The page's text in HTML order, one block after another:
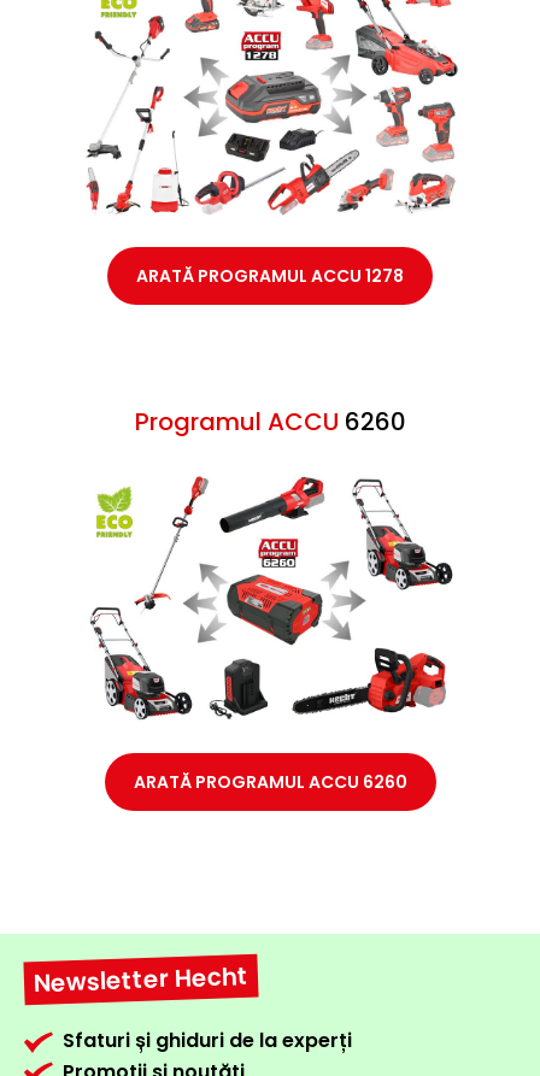
ARATĂ PROGRAMUL ACCU 1278
Programul ACCU 6260
ARATĂ PROGRAMUL ACCU 6260
Newsletter Hecht
Sfaturi și ghiduri de la experți